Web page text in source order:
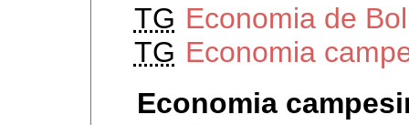
TG Economia de
TG Economia
Economia